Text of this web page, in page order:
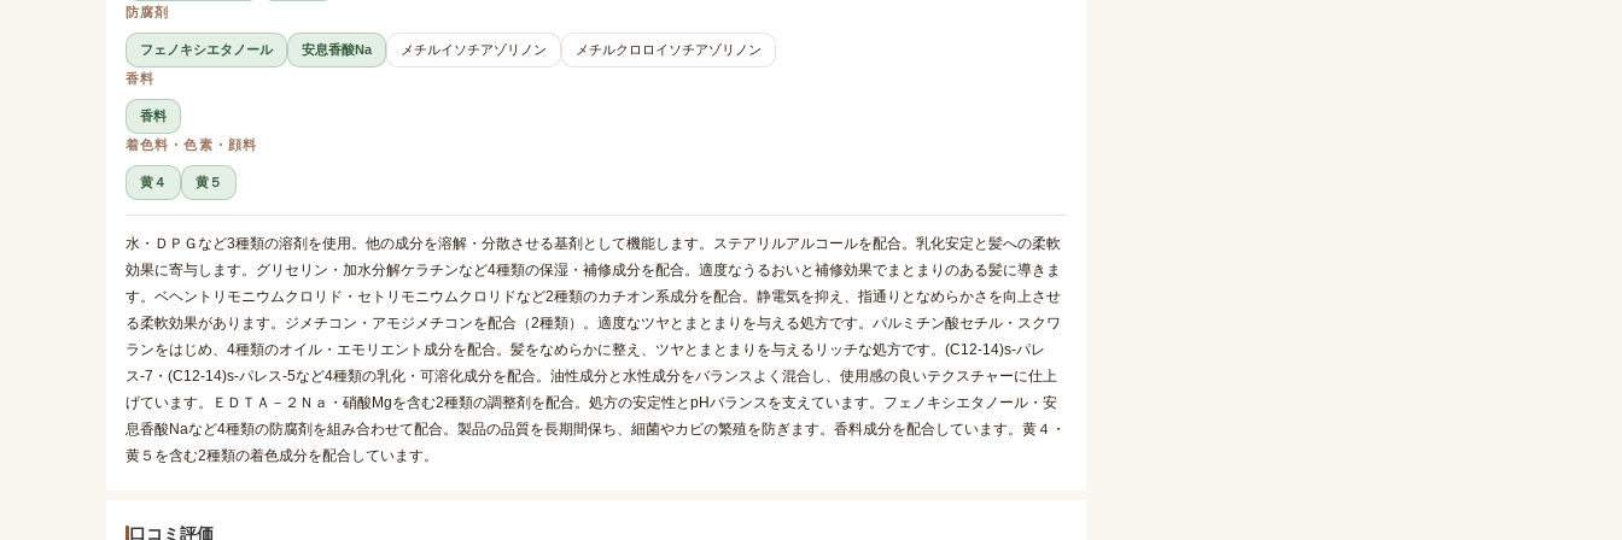
防腐剤
フェノキシエタノール 安息香酸Na メチルイソチアゾリノン
メチルクロロイソチアゾリノン
香料
香料
着色料・色素・顔料
黄４ 黄５
水・ＤＰＧなど3種類の溶剤を使用。他の成分を溶解・分散させる基剤として機能します。ステアリルアルコールを配合。乳化安定と髪への柔軟
効果に寄与します。グリセリン・加水分解ケラチンなど4種類の保湿・補修成分を配合。適度なうるおいと補修効果でまとまりのある髪に導きま
す。ベヘントリモニウムクロリド・セトリモニウムクロリドなど2種類のカチオン系成分を配合。静電気を抑え、指通りとなめらかさを向上させ
る柔軟効果があります。ジメチコン・アモジメチコンを配合（2種類）。適度なツヤとまとまりを与える処方です。パルミチン酸セチル・スクワ
ランをはじめ、4種類のオイル・エモリエント成分を配合。髪をなめらかに整え、ツヤとまとまりを与えるリッチな処方です。(C12-14)s-パレ
ス-7・(C12-14)s-パレス-5など4種類の乳化・可溶化成分を配合。油性成分と水性成分をバランスよく混合し、使用感の良いテクスチャーに仕上
げています。ＥＤＴＡ－２Ｎａ・硝酸Mgを含む2種類の調整剤を配合。処方の安定性とpHバランスを支えています。フェノキシエタノール・安
息香酸Naなど4種類の防腐剤を組み合わせて配合。製品の品質を長期間保ち、細菌やカビの繁殖を防ぎます。香料成分を配合しています。黄４・
黄５を含む2種類の着色成分を配合しています。
口コミ評価